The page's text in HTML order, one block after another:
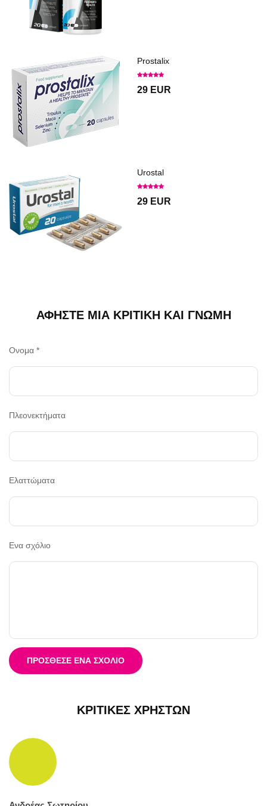
Prostalix
29 EUR
Urostal
29 EUR
ΑΦΉΣΤΕ ΜΙΑ ΚΡΙΤΙΚΉ ΚΑΙ ΓΝΏΜΗ
Ονομα *
Πλεονεκτήματα
Ελαττώματα
Ενα σχόλιο
ΠΡΌΣΘΕΣΕ ΈΝΑ ΣΧΌΛΙΟ
ΚΡΙΤΙΚΈΣ ΧΡΗΣΤΏΝ